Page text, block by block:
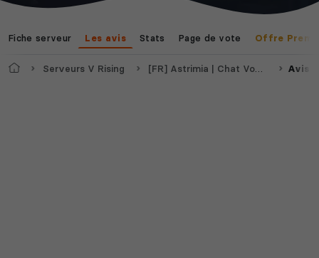
Myth of Empires Enshrouded
Fiche serveur Les avis Stats Page de vote Offre
AccueilServeurs V Rising [FR] Astrimia | Chat Vocal | World Boss | Donjons | Marchand | Avis